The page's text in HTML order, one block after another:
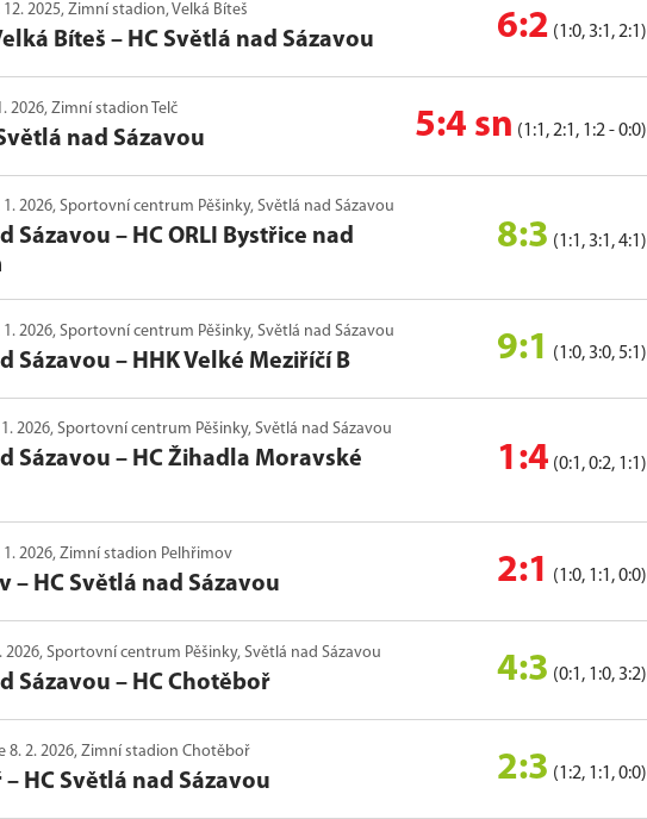
2025, Zimní stadion, Velká Bíteš
Bíteš – HC Světlá nad Sázavou 6:2 (1:0, 3:1, 2:1)
2026, Zimní stadion Telč
nad Sázavou 5:4 sn (1:1, 2:1, 1:2 - 0:0)
2026, Sportovní centrum Pěšinky, Světlá nad Sázavou
Sázavou – HC ORLI Bystřice nad
8:3 (1:1, 3:1, 4:1)
2026, Sportovní centrum Pěšinky, Světlá nad Sázavou
Sázavou – HHK Velké Meziříčí B 9:1 (1:0, 3:0, 5:1)
2026, Sportovní centrum Pěšinky, Světlá nad Sázavou
Sázavou – HC Žihadla Moravské
1:4 (0:1, 0:2, 1:1)
2026, Zimní stadion Pelhřimov
– HC Světlá nad Sázavou 2:1 (1:0, 1:1, 0:0)
2026, Sportovní centrum Pěšinky, Světlá nad Sázavou
Sázavou – HC Chotěboř 4:3 (0:1, 1:0, 3:2)
8. 2. 2026, Zimní stadion Chotěboř
– HC Světlá nad Sázavou 2:3 (1:2, 1:1, 0:0)